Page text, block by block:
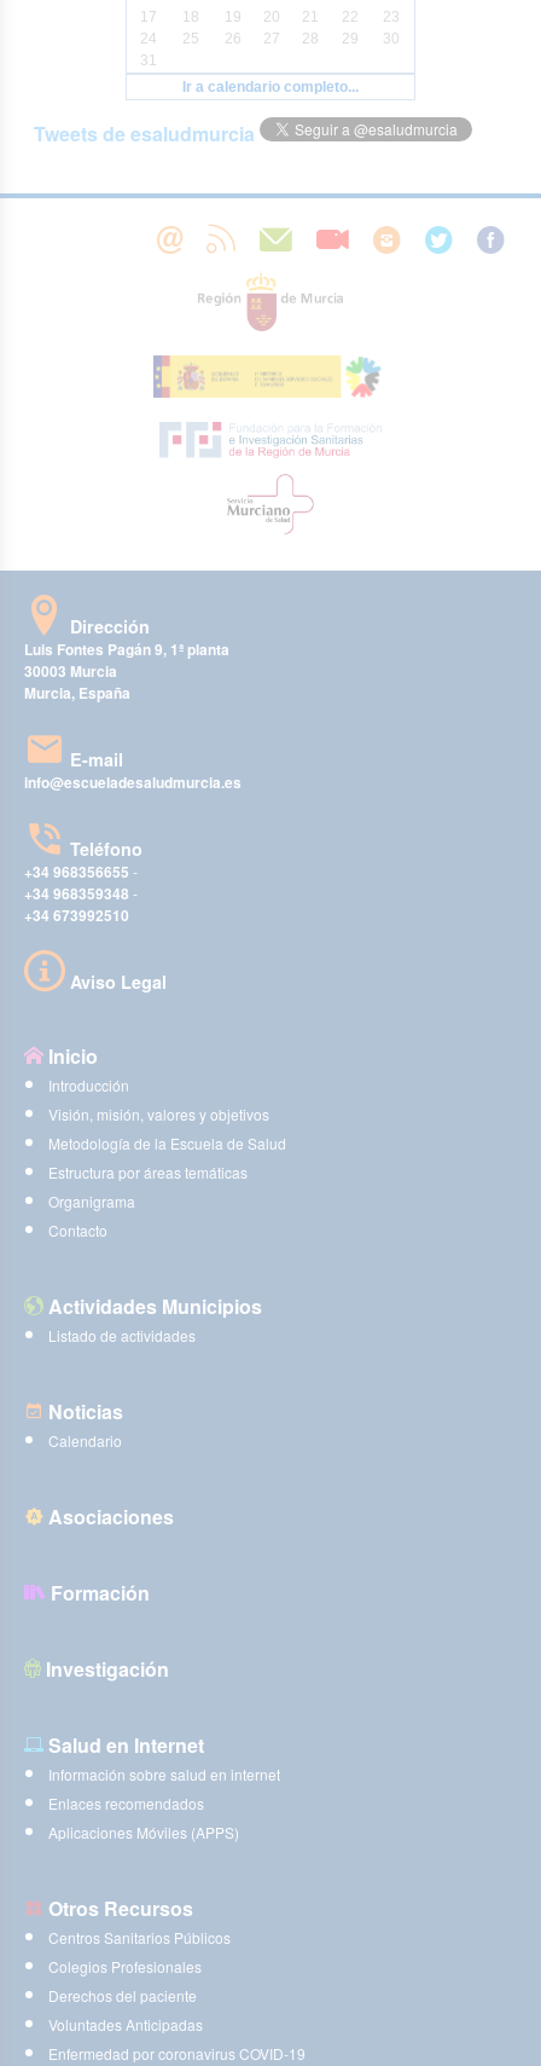
17
18 19 20 21 22
23
24
25 26 27 28 29
30
31
Ir a calendario completo...
Tweets de esaludmurcia
Dirección
Luis Fontes Pagán 9, 1ª planta
30003 Murcia
Murcia, España
E-mail
info@escueladesaludmurcia.es
Teléfono
+34 968356655 -
+34 968359348 -
+34 673992510
Aviso Legal
Inicio
Introducción
Visión, misión, valores y objetivos
Metodología de la Escuela de Salud
Estructura por áreas temáticas
Organigrama
Contacto
Actividades Municipios
Listado de actividades
Noticias
Calendario
Asociaciones
Formación
Investigación
Salud en Internet
Información sobre salud en internet
Enlaces recomendados
Aplicaciones Móviles (APPS)
Otros Recursos
Centros Sanitarios Públicos
Colegios Profesionales
Derechos del paciente
Voluntades Anticipadas
Enfermedad por coronavirus COVID-19